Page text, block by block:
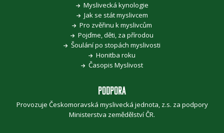
Myslivecká kynologie
Jak se stát myslivcem
Pro zvěřinu k myslivcům
Pojďme, děti, za přírodou
Šoulání po stopách myslivosti
Honitba roku
Časopis Myslivost
PODPORA
Provozuje Českomoravská myslivecká jednota, z.s. za podpory
Ministerstva zemědělství ČR.